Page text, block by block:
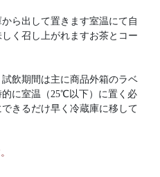
ら出して置きます室温にて自
く召し上がれますお茶とコー
飲期間は主に商品外箱のラベ
に室温（25℃以下）に置く必
きるだけ早く冷蔵庫に移して